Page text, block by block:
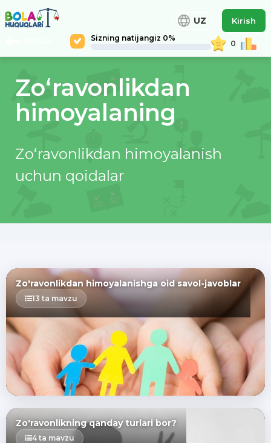
Sizning natijangiz 0%
0
UZ Kirish
Zo‘ravonlikdan
himoyalaning
Zo‘ravonlikdan himoyalanish
uchun qoidalar
Zo'ravonlikdan himoyalanishga oid savol-javoblar
13 ta mavzu
Zo'ravonlikning qanday turlari bor?
4 ta mavzu